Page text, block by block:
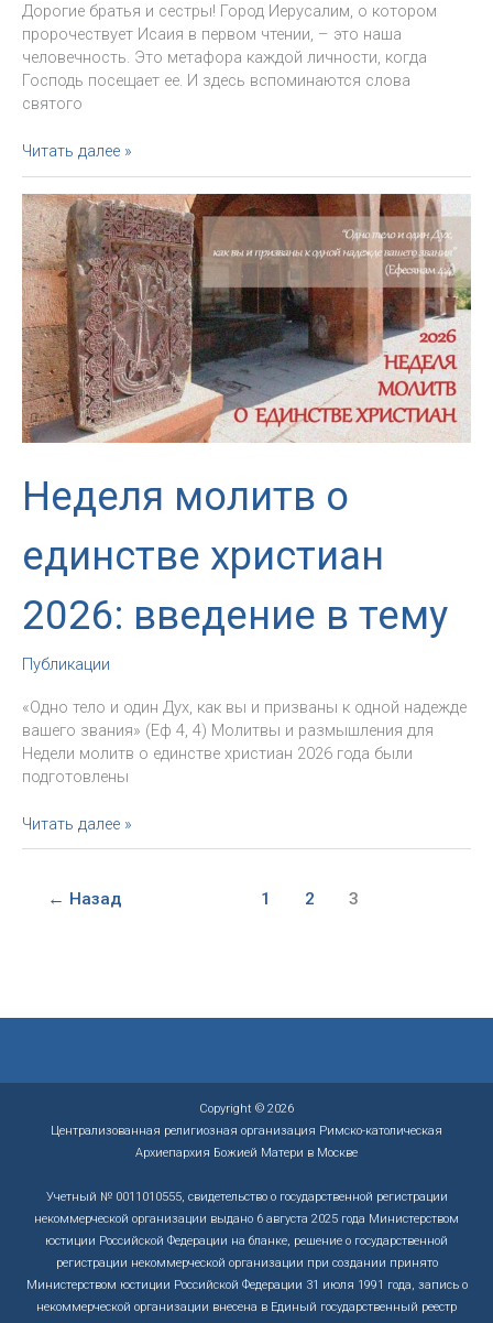
Дорогие братья и сестры! Город Иерусалим, о котором
пророчествует Исаия в первом чтении, – это наша
человечность. Это метафора каждой личности, когда
Господь посещает ее. И здесь вспоминаются слова
святого
«Поиск
Бога
–
двигатель
нашей
надежды».
Проповедь
Архиепископа
в
торжество
Богоявления
Читать далее »
Неделя молитв о
единстве христиан
2026: введение в тему
Публикации
«Одно тело и один Дух, как вы и призваны к одной надежде
вашего звания» (Еф 4, 4) Молитвы и размышления для
Недели молитв о единстве христиан 2026 года были
подготовлены
Неделя
молитв
единстве
Читать далее »
← Назад 1 2 3
Copyright © 2026
Централизованная религиозная организация Римско-католическая
Архиепархия Божией Матери в Москве
Учетный № 0011010555, свидетельство о государственной регистрации
некоммерческой организации выдано 6 августа 2025 года Министерством
юстиции Российской Федерации на бланке, решение о государственной
регистрации некоммерческой организации при создании принято
Министерством юстиции Российской Федерации 31 июля 1991 года, запись о
некоммерческой организации внесена в Единый государственный реестр